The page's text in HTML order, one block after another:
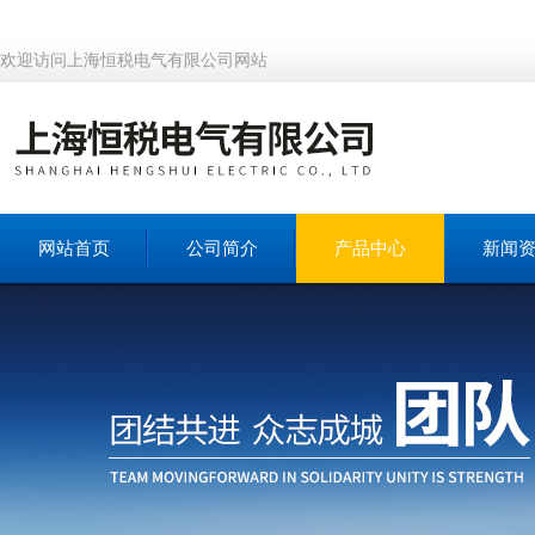
欢迎访问上海恒税电气有限公司网站
网站首页 公司简介 产品中心 新闻